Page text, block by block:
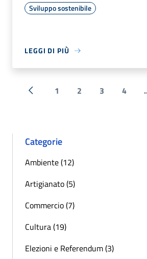
Sviluppo sostenibile
LEGGI DI PIÙ
« Precedente
1 2 3 4
Categorie
Ambiente (12)
Artigianato (5)
Commercio (7)
Cultura (19)
Elezioni e Referendum (3)